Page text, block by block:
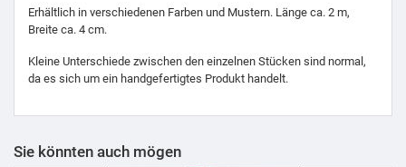
Erhältlich in verschiedenen Farben und Mustern. Länge ca. 2 m,
Breite ca. 4 cm.
Kleine Unterschiede zwischen den einzelnen Stücken sind normal,
da es sich um ein handgefertigtes Produkt handelt.
Sie könnten auch mögen